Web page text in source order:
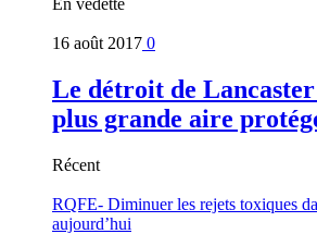
En vedette
16 août 2017 0
Le détroit de
plus grande aire
Récent
RQFE- Diminuer les rejets toxiques
aujourd’hui